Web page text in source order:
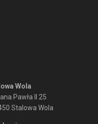
Wola
Pawła II 25
Stalowa Wola